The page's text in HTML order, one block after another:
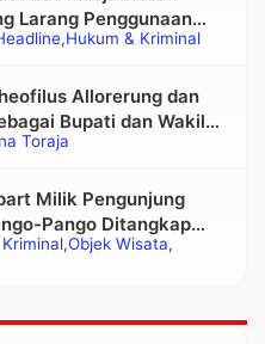
Hukum & Kriminal
Larang Penggunaan
Rumah Adat
Toraja
Allorerung dan
Bupati dan Wakil
Terpilih
Objek Wisata
Milik Pengunjung
Pango Ditangkap